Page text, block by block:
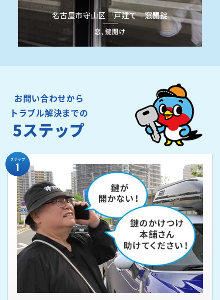
名古屋市守山区 戸建て 窓開錠
窓, 鍵開け
お問い合わせから
トラブル解決までの
5ステップ
ステップ
1